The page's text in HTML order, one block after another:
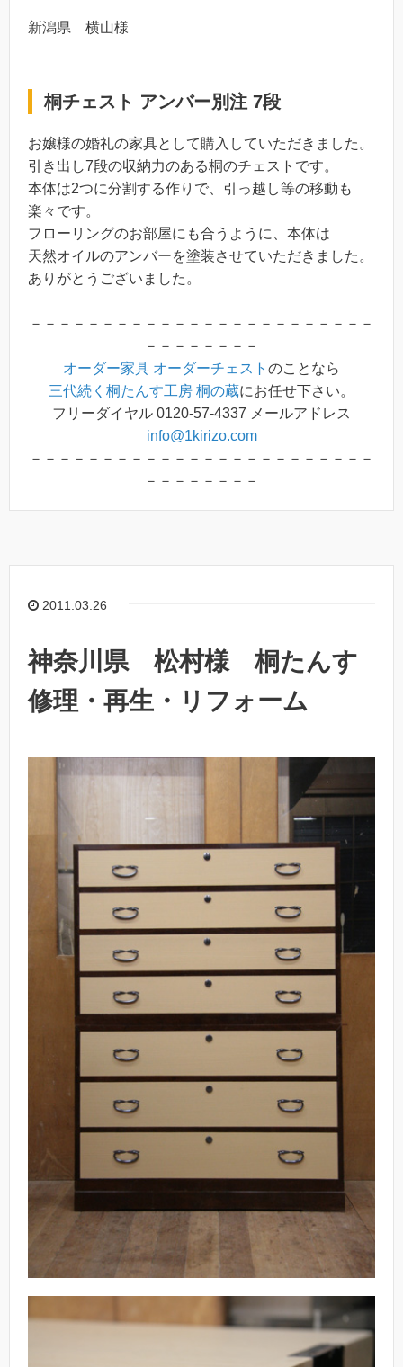
新潟県 横山様
桐チェスト アンバー別注 7段
お嬢様の婚礼の家具として購入していただきました。
引き出し7段の収納力のある桐のチェストです。
本体は2つに分割する作りで、引っ越し等の移動も
楽々です。
フローリングのお部屋にも合うように、本体は
天然オイルのアンバーを塗装させていただきました。
ありがとうございました。
－－－－－－－－－－－－－－－－－－－－－－－－
－－－－－－－－
オーダー家具 オーダーチェスト のことなら
三代続く桐たんす工房 桐の蔵にお任せ下さい。
フリーダイヤル 0120-57-4337 メールアドレス
info@1kirizo.com
－－－－－－－－－－－－－－－－－－－－－－－－
－－－－－－－－
2011.03.26
神奈川県 松村様 桐たんす
修理・再生・リフォーム